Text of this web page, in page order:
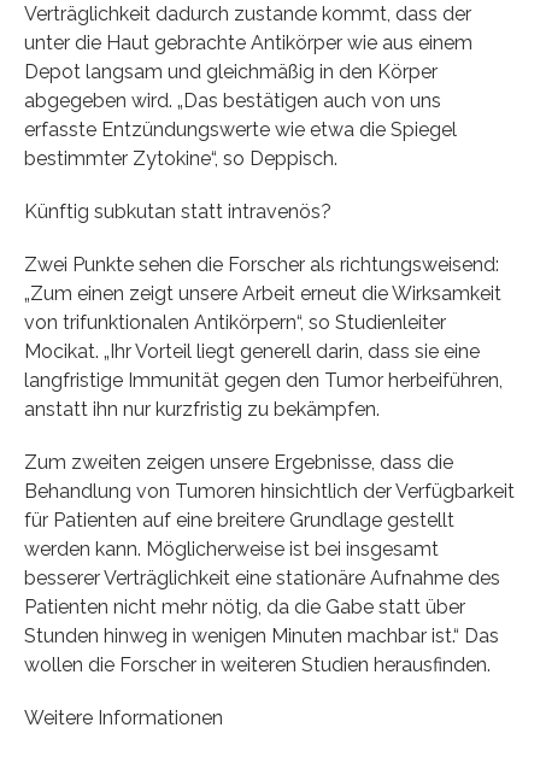
Verträglichkeit dadurch zustande kommt, dass der
unter die Haut gebrachte Antikörper wie aus einem
Depot langsam und gleichmäßig in den Körper
abgegeben wird. „Das bestätigen auch von uns
erfasste Entzündungswerte wie etwa die Spiegel
bestimmter Zytokine“, so Deppisch.
Künftig subkutan statt intravenös?
Zwei Punkte sehen die Forscher als richtungsweisend:
„Zum einen zeigt unsere Arbeit erneut die Wirksamkeit
von trifunktionalen Antikörpern“, so Studienleiter
Mocikat. „Ihr Vorteil liegt generell darin, dass sie eine
langfristige Immunität gegen den Tumor herbeiführen,
anstatt ihn nur kurzfristig zu bekämpfen.
Zum zweiten zeigen unsere Ergebnisse, dass die
Behandlung von Tumoren hinsichtlich der Verfügbarkeit
für Patienten auf eine breitere Grundlage gestellt
werden kann. Möglicherweise ist bei insgesamt
besserer Verträglichkeit eine stationäre Aufnahme des
Patienten nicht mehr nötig, da die Gabe statt über
Stunden hinweg in wenigen Minuten machbar ist.“ Das
wollen die Forscher in weiteren Studien herausfinden.
Weitere Informationen